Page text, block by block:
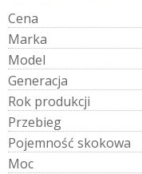
Cena
Marka
Model
Generacja
Rok produkcji
Przebieg
Pojemność skokowa
Moc